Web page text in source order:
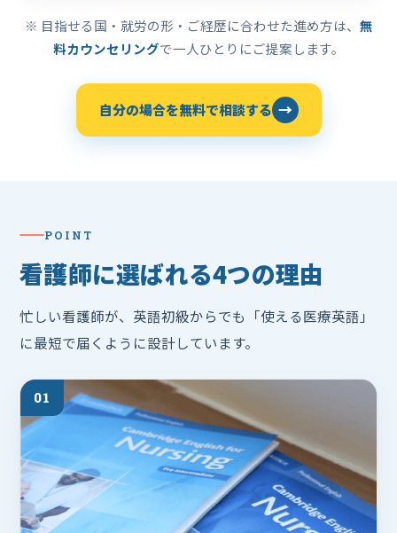
※ 目指せる国・就労の形・ご経歴に合わせた進め方は、 無
料カウンセリングで一人ひとりにご提案します。
自分の場合を無料で相談する →
POINT
看護師に選ばれる4つの理由
忙しい看護師が、英語初級からでも「使える医療英語」
に最短で届くように設計しています。
01